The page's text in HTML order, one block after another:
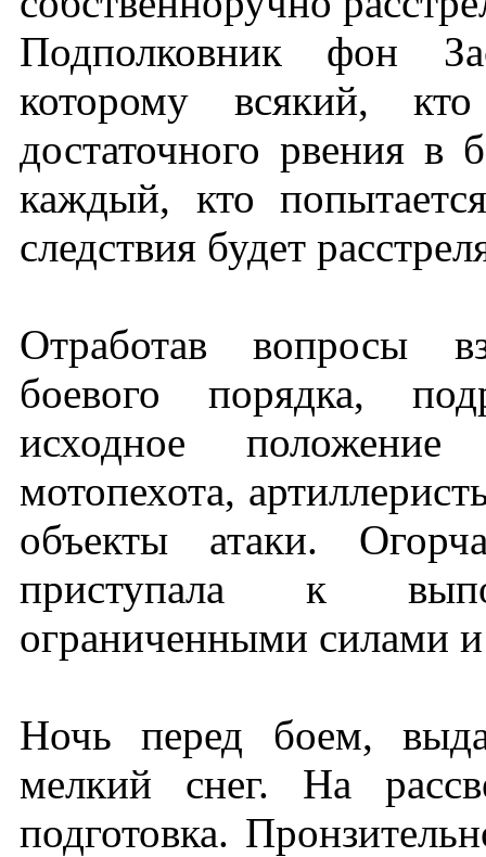
Подполковник фон
которому всякий,
достаточного рвения в
каждый, кто
следствия будет
Отработав вопросы
боевого порядка,
исходное
мотопехота,
объекты атаки.
приступала к
ограниченными силами и
Ночь перед боем,
мелкий снег. На
подготовка.